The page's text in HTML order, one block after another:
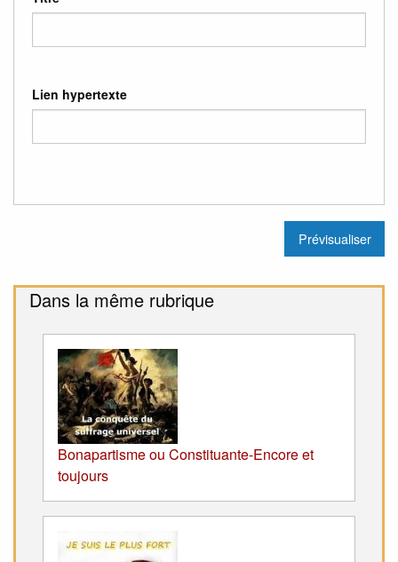
Lien hypertexte
Dans la même rubrique
Bonapartisme ou Constituante-Encore et
toujours